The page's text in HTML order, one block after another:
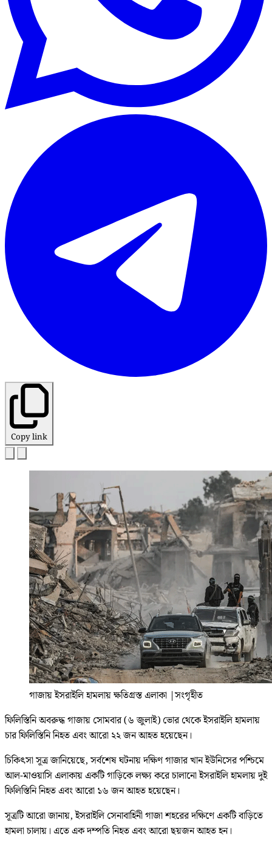
Copy link
গাজায় ইসরাইলি হামলায় ক্ষতিগ্রস্ত এলাকা |সংগৃহীত
ফিলিস্তিনি অবরুদ্ধ গাজায় সোমবার (৬ জুলাই) ভোর থেকে ইসরাইলি হামলায়
চার ফিলিস্তিনি নিহত এবং আরো ২২ জন আহত হয়েছেন।
চিকিৎসা সূত্র জানিয়েছে, সর্বশেষ ঘটনায় দক্ষিণ গাজার খান ইউনিসের পশ্চিমে
আল-মাওয়াসি এলাকায় একটি গাড়িকে লক্ষ্য করে চালানো ইসরাইলি হামলায় দুই
ফিলিস্তিনি নিহত এবং আরো ১৬ জন আহত হয়েছেন।
সূত্রটি আরো জানায়, ইসরাইলি সেনাবাহিনী গাজা শহরের দক্ষিণে একটি বাড়িতে
হামলা চালায়। এতে এক দম্পতি নিহত এবং আরো ছয়জন আহত হন।